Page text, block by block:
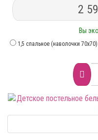
2
Вы
1,5 спальное (наволочки 70х70)